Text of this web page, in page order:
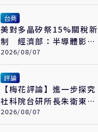
台商
美對多晶矽祭15%關稅新
制 經濟部：半導體影響
可控、太陽能產業衝擊有
限
2026/08/07
評論
【梅花評論】進一步探究
社科院台研所長朱衛東的
「不統而統」
2026/08/07